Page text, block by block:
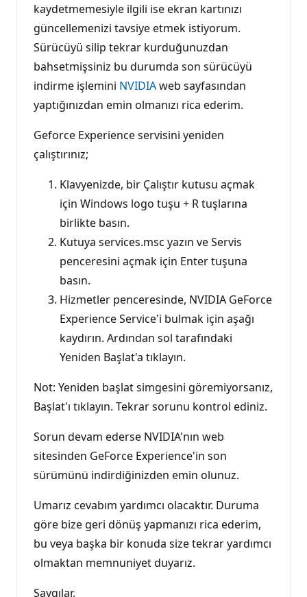
kaydetmemesiyle ilgili ise ekran kartınızı
güncellemenizi tavsiye etmek istiyorum.
Sürücüyü silip tekrar kurduğunuzdan
bahsetmişsiniz bu durumda son sürücüyü
indirme işlemini NVIDIAweb sayfasından
yaptığınızdan emin olmanızı rica ederim.
Geforce Experience servisini yeniden
çalıştırınız;
Klavyenizde, bir Çalıştır kutusu açmak
için Windows logo tuşu + R tuşlarına
birlikte basın.
Kutuya services.msc yazın ve Servis
penceresini açmak için Enter tuşuna
basın.
Hizmetler penceresinde, NVIDIA GeForce
Experience Service'i bulmak için aşağı
kaydırın. Ardından sol tarafındaki
Yeniden Başlat'a tıklayın.
Not: Yeniden başlat simgesini göremiyorsanız,
Başlat'ı tıklayın. Tekrar sorunu kontrol ediniz.
Sorun devam ederse NVIDIA'nın web
sitesinden GeForce Experience'in son
sürümünü indirdiğinizden emin olunuz.
Umarız cevabım yardımcı olacaktır. Duruma
göre bize geri dönüş yapmanızı rica ederim,
bu veya başka bir konuda size tekrar yardımcı
olmaktan memnuniyet duyarız.
Saygılar,